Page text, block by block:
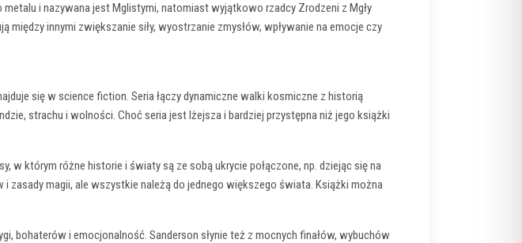
i nazywana jest Mglistymi, natomiast wyjątkowo rzadcy Zrodzeni z Mgły
innymi zwiększanie siły, wyostrzanie zmysłów, wpływanie na emocje czy
się w science fiction. Seria łączy dynamiczne walki kosmiczne z historią
strachu i wolności. Choć seria jest lżejsza i bardziej przystępna niż jego książki
w którym różne historie i światy są ze sobą ukrycie połączone, np. dziejąc się na
zasady magii, ale wszystkie należą do jednego większego świata. Książki można
bohaterów i emocjonalność. Sanderson słynie też z mocnych finałów, wybuchów